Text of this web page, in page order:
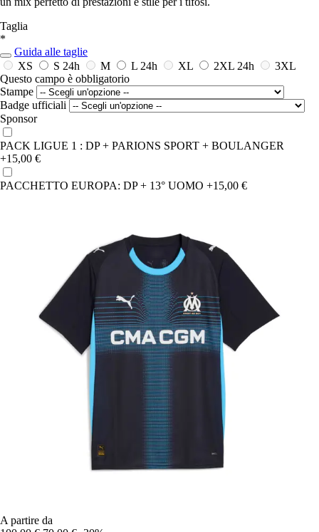
Taglia
*
Guida alle taglie
XS
S 24h M L 24h XL 2XL 24h
3XL
Questo campo è obbligatorio
Stampe
Badge ufficiali
Sponsor
PACK LIGUE 1 : DP + PARIONS SPORT + BOULANGER
+15,00 €
PACCHETTO EUROPA: DP + 13° UOMO +15,00 €
A partire da